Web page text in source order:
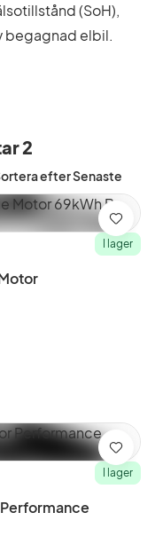
(SoH),
begagnad elbil.
2
efterSenaste
I lager
Spara
I lager
Spara